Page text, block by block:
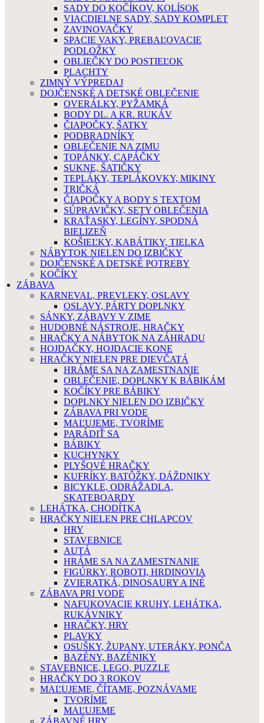
SADY DO KOČÍKOV, KOLÍSOK
VIACDIELNE SADY, SADY KOMPLET
ZAVINOVAČKY
SPACIE VAKY, PREBAĽOVACIE
PODLOŽKY
OBLIEČKY DO POSTIEĽOK
PLACHTY
ZIMNÝ VÝPREDAJ
DOJČENSKÉ A DETSKÉ OBLEČENIE
OVERÁLKY, PYŽAMKÁ
BODY DL. A KR. RUKÁV
ČIAPOČKY, ŠATKY
PODBRADNÍKY
OBLEČENIE NA ZIMU
TOPÁNKY, CAPÁČKY
SUKNE, ŠATIČKY
TEPLÁKY, TEPLÁKOVKY, MIKINY
TRIČKÁ
ČIAPOČKY A BODY S TEXTOM
SÚPRAVIČKY, SETY OBLEČENIA
KRAŤASKY, LEGÍNY, SPODNÁ
BIELIZEŇ
KOŠIEĽKY, KABÁTIKY, TIELKA
NÁBYTOK NIELEN DO IZBIČKY
DOJČENSKÉ A DETSKÉ POTREBY
KOČÍKY
ZÁBAVA
KARNEVAL, PREVLEKY, OSLAVY
OSLAVY, PÁRTY DOPLNKY
SÁNKY, ZÁBAVY V ZIME
HUDOBNÉ NÁSTROJE, HRAČKY
HRAČKY A NÁBYTOK NA ZÁHRADU
HOJDAČKY, HOJDACIE KONE
HRAČKY NIELEN PRE DIEVČATÁ
HRÁME SA NA ZAMESTNANIE
OBLEČENIE, DOPLNKY K BÁBIKÁM
KOČÍKY PRE BÁBIKY
DOPLNKY NIELEN DO IZBIČKY
ZÁBAVA PRI VODE
MAĽUJEME, TVORÍME
PARÁDIŤ SA
BÁBIKY
KUCHYNKY
PLYŠOVÉ HRAČKY
KUFRÍKY, BATÔŽKY, DÁŽDNIKY
BICYKLE, ODRÁŽADLA,
SKATEBOARDY
LEHÁTKA, CHODÍTKA
HRAČKY NIELEN PRE CHLAPCOV
HRY
STAVEBNICE
AUTÁ
HRÁME SA NA ZAMESTNANIE
FIGÚRKY, ROBOTI, HRDINOVIA
ZVIERATKÁ, DINOSAURY A INÉ
ZÁBAVA PRI VODE
NAFUKOVACIE KRUHY, LEHÁTKA,
RUKÁVNIKY
HRAČKY, HRY
PLAVKY
OSUŠKY, ŽUPANY, UTERÁKY, PONČA
BAZÉNY, BAZÉNIKY
STAVEBNICE, LEGO, PUZZLE
HRAČKY DO 3 ROKOV
MAĽUJEME, ČÍTAME, POZNÁVAME
TVORÍME
MAĽUJEME